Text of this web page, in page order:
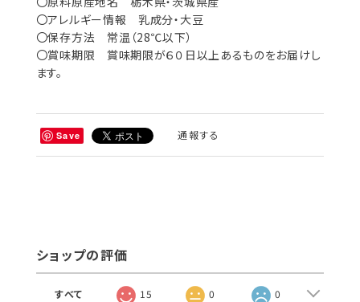
〇アレルギー情報 乳成分・大豆
〇保存方法 常温（28℃以下）
〇賞味期限 賞味期限が６０日以上あるものをお届けし
ます。
Save 通報する
ショップの評価
すべて 15 0 0